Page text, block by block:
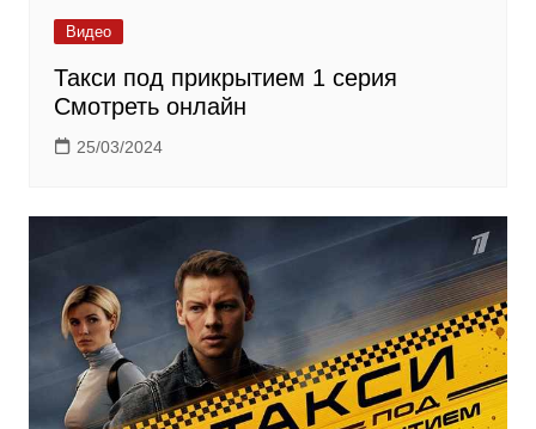
Видео
Такси под прикрытием 1 серия
Смотреть онлайн
25/03/2024